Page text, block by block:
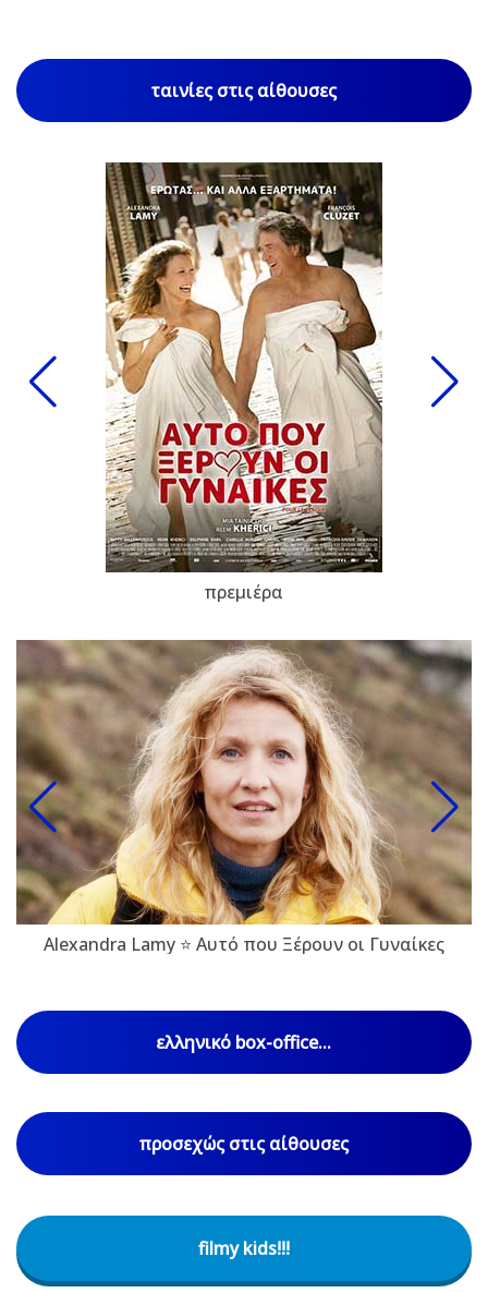
ταινίες στις αίθουσες
πρεμιέρα
Alexandra Lamy ⭐ Αυτό που Ξέρουν οι Γυναίκες
ελληνικό box-office...
προσεχώς στις αίθουσες
filmy kids!!!